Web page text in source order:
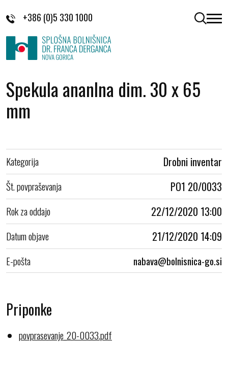
+386 (0)5 330 1000 odpri
Spekula ananlna dim. 30 x 65
mm
Kategorija Drobni inventar
Št. povpraševanja PO1 20/0033
Rok za oddajo 22/12/2020 13:00
Datum objave 21/12/2020 14:09
E-pošta
Priponke
povprasevanje_20-0033.pdf